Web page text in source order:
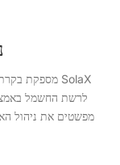
מפשטים את ניהול